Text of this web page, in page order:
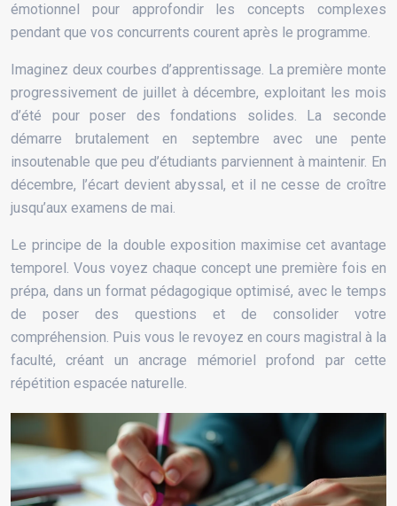
émotionnel pour approfondir les concepts complexes
pendant que vos concurrents courent après le programme.
Imaginez deux courbes d’apprentissage. La première monte
progressivement de juillet à décembre, exploitant les mois
d’été pour poser des fondations solides. La seconde
démarre brutalement en septembre avec une pente
insoutenable que peu d’étudiants parviennent à maintenir. En
décembre, l’écart devient abyssal, et il ne cesse de croître
jusqu’aux examens de mai.
Le principe de la double exposition maximise cet avantage
temporel. Vous voyez chaque concept une première fois en
prépa, dans un format pédagogique optimisé, avec le temps
de poser des questions et de consolider votre
compréhension. Puis vous le revoyez en cours magistral à la
faculté, créant un ancrage mémoriel profond par cette
répétition espacée naturelle.